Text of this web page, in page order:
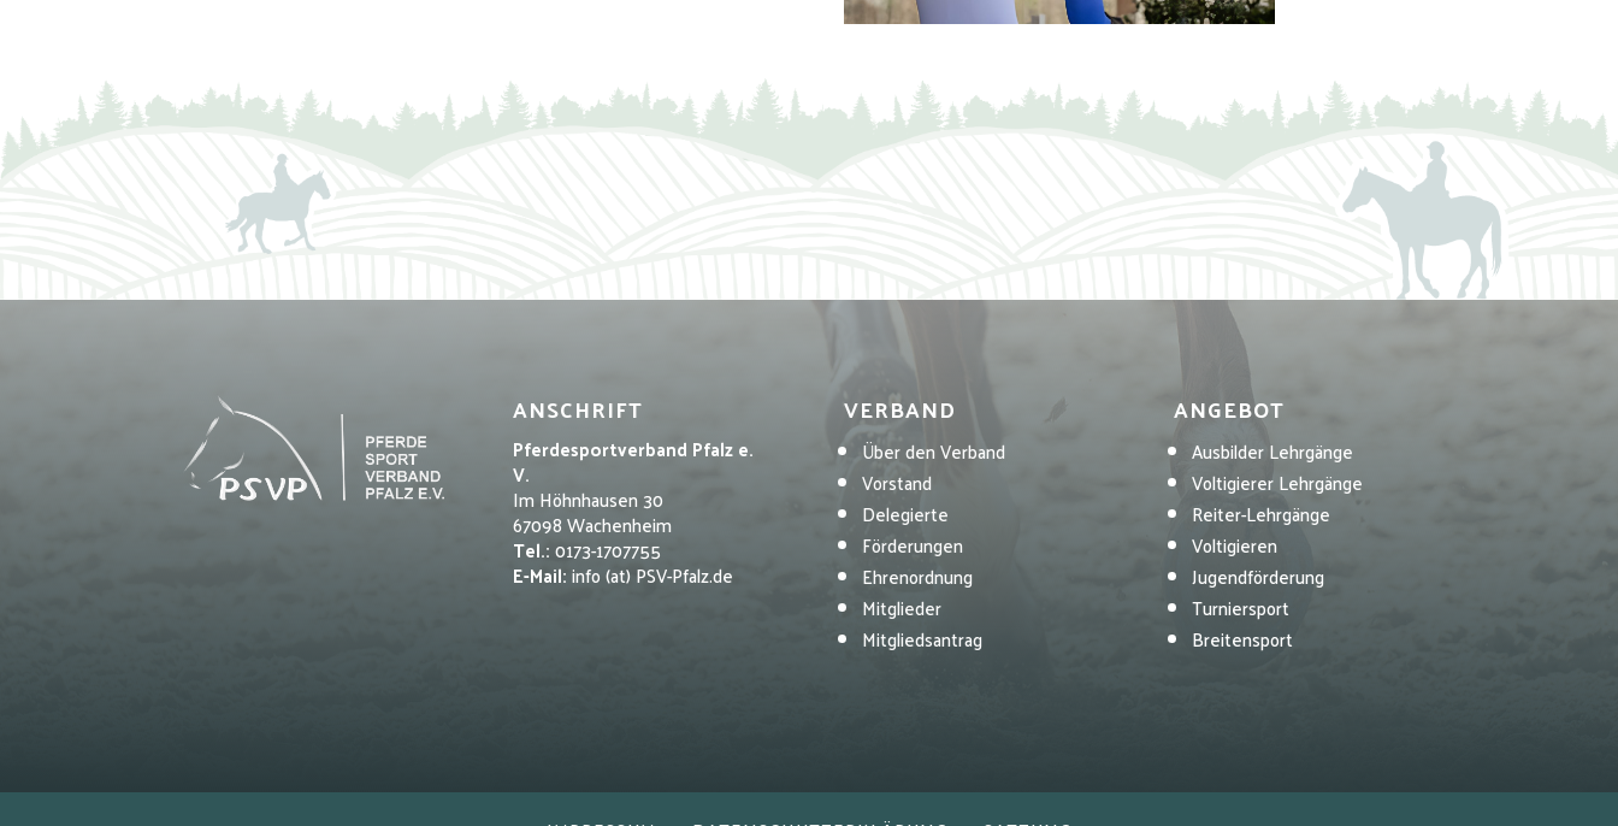
ANSCHRIFT
Pferdesportverband Pfalz e.
V.
Im Höhnhausen 30
67098 Wachenheim
Tel.:0173-1707755
E-Mail:info (at) PSV-Pfalz.de
VERBAND
Über den Verband
Vorstand
Delegierte
Förderungen
Ehrenordnung
Mitglieder
Mitgliedsantrag
ANGEBOT
Ausbilder Lehrgänge
Voltigierer Lehrgänge
Reiter-Lehrgänge
Voltigieren
Jugendförderung
Turniersport
Breitensport